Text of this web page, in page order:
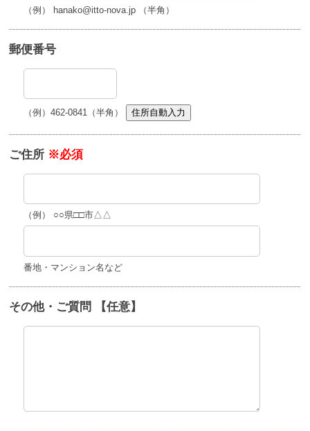
（例） hanako@itto-nova.jp （半角）
郵便番号
（例）462-0841（半角） 住所自動入力
ご住所 ※必須
（例） ○○県□□市△△
番地・マンション名など
その他・ご質問 【任意】